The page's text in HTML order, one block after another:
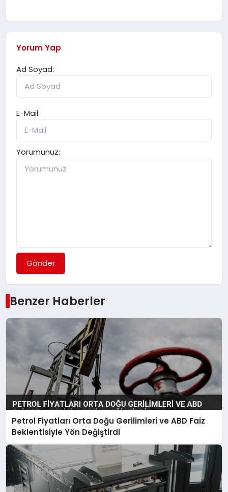
Yorum Yap
Ad Soyad:
E-Mail:
Yorumunuz:
Gönder
Benzer Haberler
Petrol Fiyatları Orta Doğu Gerilimleri ve ABD Faiz
Beklentisiyle Yön Değiştirdi